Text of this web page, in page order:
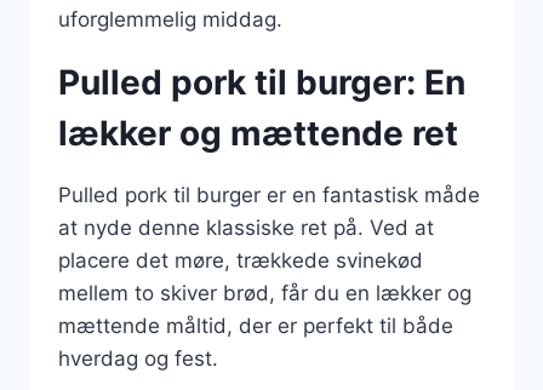
uforglemmelig middag.
Pulled pork til burger: En
lækker og mættende ret
Pulled pork til burger er en fantastisk måde
at nyde denne klassiske ret på. Ved at
placere det møre, trækkede svinekød
mellem to skiver brød, får du en lækker og
mættende måltid, der er perfekt til både
hverdag og fest.